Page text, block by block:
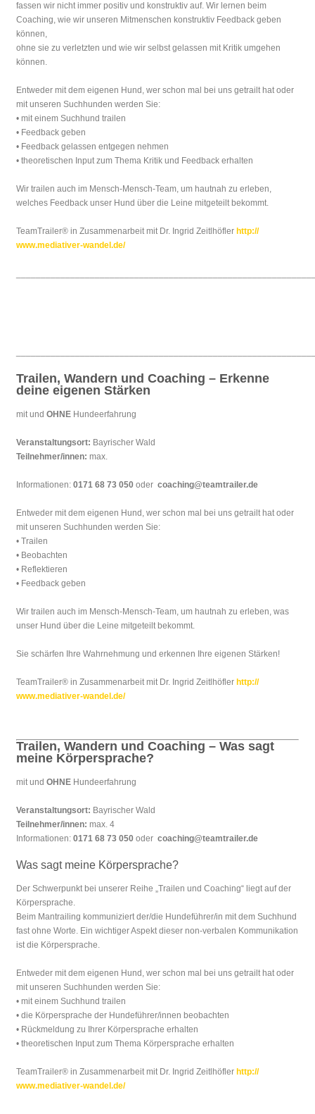
fassen wir nicht immer positiv und konstruktiv auf. Wir lernen beim
Coaching, wie wir unseren Mitmenschen konstruktiv Feedback geben
können,
ohne sie zu verletzten und wie wir selbst gelassen mit Kritik umgehen
können.
Entweder mit dem eigenen Hund, wer schon mal bei uns getrailt hat oder
mit unseren Suchhunden werden Sie:
• mit einem Suchhund trailen
• Feedback geben
• Feedback gelassen entgegen nehmen
• theoretischen Input zum Thema Kritik und Feedback erhalten
Wir trailen auch im Mensch-Mensch-Team, um hautnah zu erleben,
welches Feedback unser Hund über die Leine mitgeteilt bekommt.
TeamTrailer® in Zusammenarbeit mit Dr. Ingrid Zeitlhöfler http://
www.mediativer-wandel.de/
Trailen, Wandern und Coaching – Erkenne
deine eigenen Stärken
mit undOHNE Hundeerfahrung
Veranstaltungsort: Bayrischer Wald
Teilnehmer/innen: max.
Informationen:0171 68 73 050 odercoaching@teamtrailer.de
Entweder mit dem eigenen Hund, wer schon mal bei uns getrailt hat oder
mit unseren Suchhunden werden Sie:
• Trailen
• Beobachten
• Reflektieren
• Feedback geben
Wir trailen auch im Mensch-Mensch-Team, um hautnah zu erleben, was
unser Hund über die Leine mitgeteilt bekommt.
Sie schärfen Ihre Wahrnehmung und erkennen Ihre eigenen Stärken!
TeamTrailer® in Zusammenarbeit mit Dr. Ingrid Zeitlhöfler http://
www.mediativer-wandel.de/
Trailen, Wandern und Coaching – Was sagt
meine Körpersprache?
mit undOHNE Hundeerfahrung
Veranstaltungsort: Bayrischer Wald
Teilnehmer/innen: max. 4
Informationen:0171 68 73 050 odercoaching@teamtrailer.de
Was sagt meine Körpersprache?
Der Schwerpunkt bei unserer Reihe „Trailen und Coaching“ liegt auf der
Körpersprache.
Beim Mantrailing kommuniziert der/die Hundeführer/in mit dem Suchhund
fast ohne Worte. Ein wichtiger Aspekt dieser non-verbalen Kommunikation
ist die Körpersprache.
Entweder mit dem eigenen Hund, wer schon mal bei uns getrailt hat oder
mit unseren Suchhunden werden Sie:
• mit einem Suchhund trailen
• die Körpersprache der Hundeführer/innen beobachten
• Rückmeldung zu Ihrer Körpersprache erhalten
• theoretischen Input zum Thema Körpersprache erhalten
TeamTrailer® in Zusammenarbeit mit Dr. Ingrid Zeitlhöfler http://
www.mediativer-wandel.de/